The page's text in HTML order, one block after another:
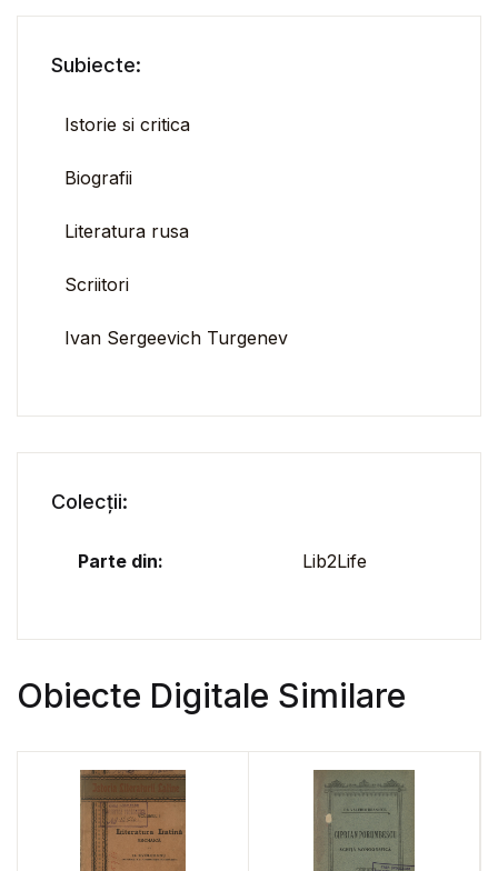
Subiecte:
Istorie si critica
Biografii
Literatura rusa
Scriitori
Ivan Sergeevich Turgenev
Colecții:
Parte din: Lib2Life
Obiecte Digitale Similare